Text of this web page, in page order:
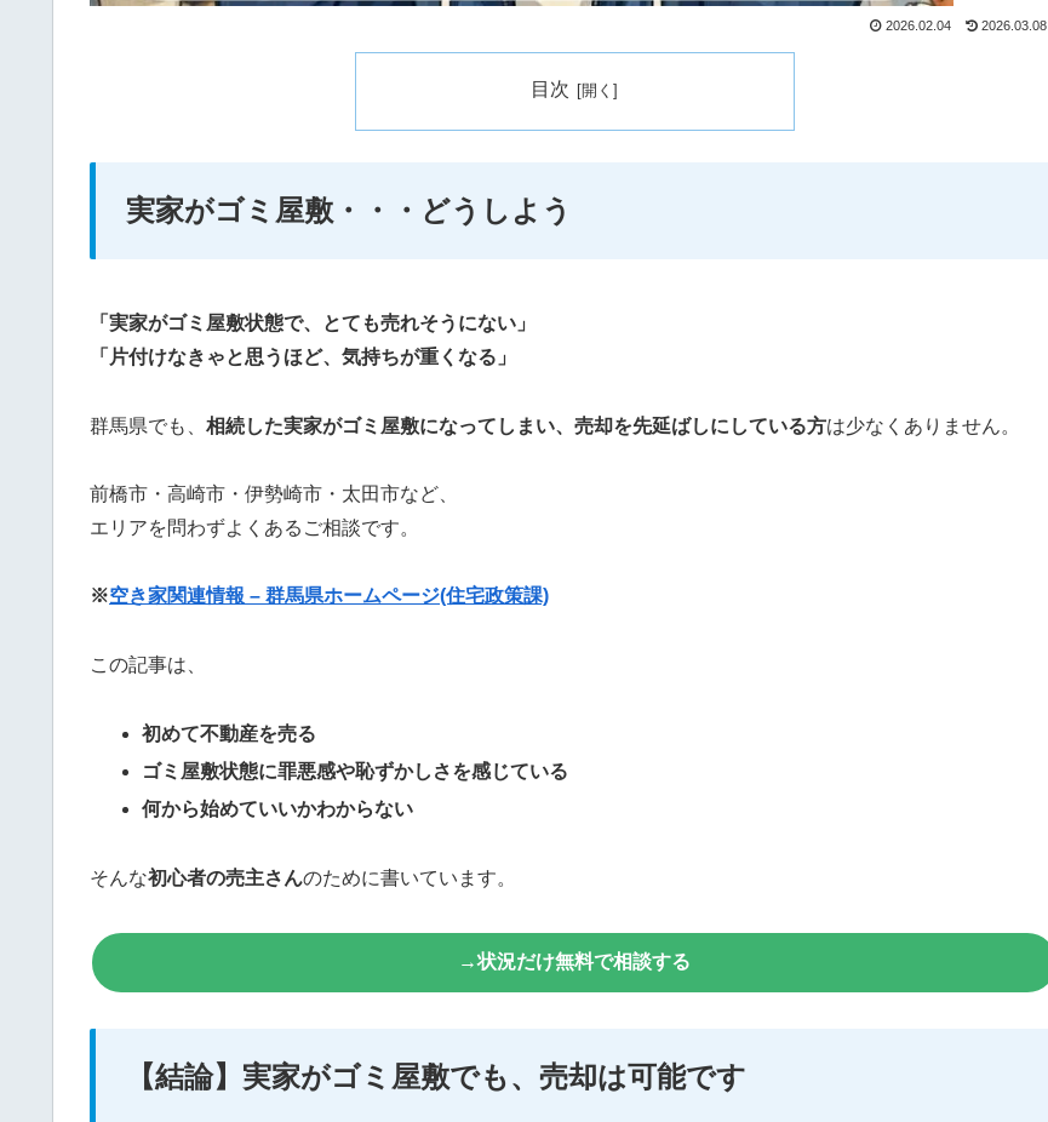
2026.02.04 2026.03.08
目次
実家がゴミ屋敷・・・どうしよう
「実家がゴミ屋敷状態で、とても売れそうにない」
「片付けなきゃと思うほど、気持ちが重くなる」
群馬県でも、 相続した実家がゴミ屋敷になってしまい、売却を先延ばしにしている方は少なくありません。
前橋市・高崎市・伊勢崎市・太田市など、
エリアを問わずよくあるご相談です。
※空き家関連情報 – 群馬県ホームページ(住宅政策課)
この記事は、
初めて不動産を売る
ゴミ屋敷状態に罪悪感や恥ずかしさを感じている
何から始めていいかわからない
そんな初心者の売主さんのために書いています。
→状況だけ無料で相談する
【結論】実家がゴミ屋敷でも、売却は可能です